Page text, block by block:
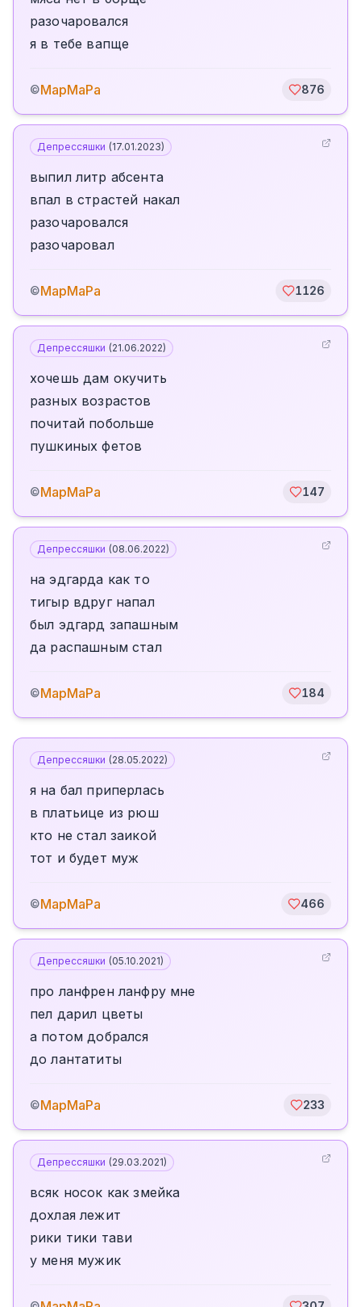
разочаровался
я в тебе вапще
©МарМаРа 876
Депрессяшки (17.01.2023)
выпил литр абсента
впал в страстей накал
разочаровался
разочаровал
©МарМаРа 1126
Депрессяшки (21.06.2022)
хочешь дам окучить
разных возрастов
почитай побольше
пушкиных фетов
©МарМаРа 147
Депрессяшки (08.06.2022)
на эдгарда как то
тигыр вдруг напал
был эдгард запашным
да распашным стал
©МарМаРа 184
Депрессяшки (28.05.2022)
я на бал приперлась
в платьице из рюш
кто не стал заикой
тот и будет муж
©МарМаРа 466
Депрессяшки (05.10.2021)
про ланфрен ланфру мне
пел дарил цветы
а потом добрался
до лантатиты
©МарМаРа 233
Депрессяшки (29.03.2021)
всяк носок как змейка
дохлая лежит
рики тики тави
у меня мужик